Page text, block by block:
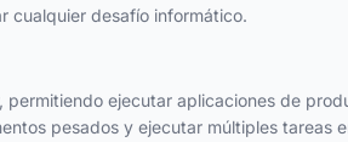
cualquier desafío informático.
ejecutar aplicaciones de
pesados y ejecutar múltiples tareas